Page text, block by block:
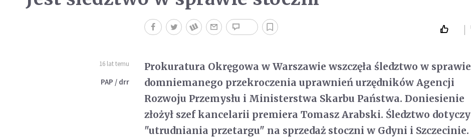
16 lat temu
PAP / drr
Prokuratura Okręgowa w Warszawie wszczęła śledztwo w sprawie
domniemanego przekroczenia uprawnień urzędników Agencji
Rozwoju Przemysłu i Ministerstwa Skarbu Państwa. Doniesienie
złożył szef kancelarii premiera Tomasz Arabski. Śledztwo dotyczy
"utrudniania przetargu" na sprzedaż stoczni w Gdyni i Szczecinie.